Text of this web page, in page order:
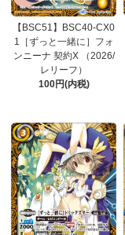
【BSC51】BSC40-CX0
1［ずっと一緒に］フォ
ンニーナ 契約X （2026/
レリーフ）
100円(内税)